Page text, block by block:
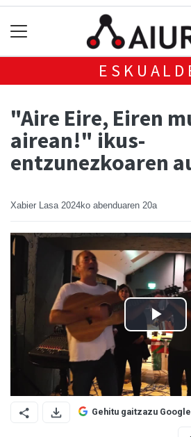
"Aire Eire, Eiren
airean!" ikus-
entzunezkoaren
Xabier Lasa 2024ko abenduaren 20a
Gehitu gaitzazu